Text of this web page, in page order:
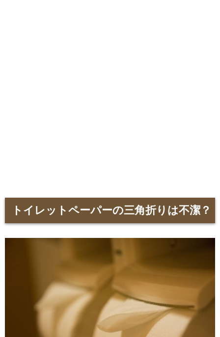
トイレットペーパーの三角折りは不潔？